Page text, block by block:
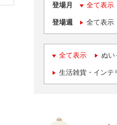
登場月 全て表示
登場週 全て表示
全て表示 ぬい
生活雑貨・インテ